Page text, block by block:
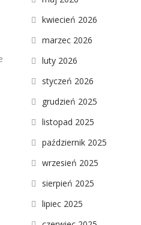
kwiecień 2026
marzec 2026
luty 2026
styczeń 2026
grudzień 2025
listopad 2025
październik 2025
wrzesień 2025
sierpień 2025
lipiec 2025